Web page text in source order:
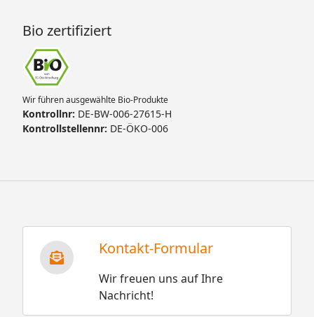
Bio zertifiziert
Wir führen ausgewählte Bio-Produkte
Kontrollnr: DE-BW-006-27615-H
Kontrollstellennr: DE-ÖKO-006
Kontakt-Formular
Wir freuen uns auf Ihre
Nachricht!